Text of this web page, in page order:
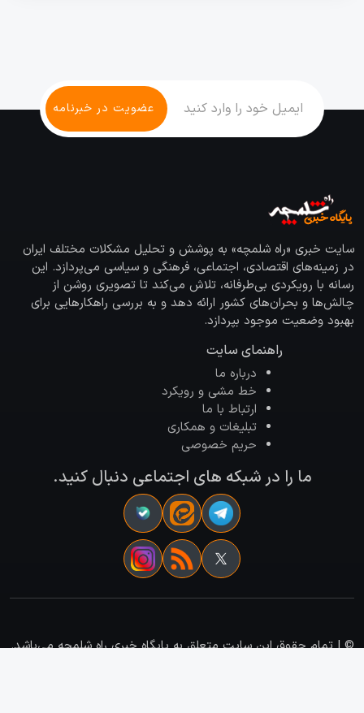
سایت خبری «راه شلمچه» به پوشش و تحلیل مشکلات مختلف ایران
در زمینه‌های اقتصادی، اجتماعی، فرهنگی و سیاسی می‌پردازد. این
رسانه با رویکردی بی‌طرفانه، تلاش می‌کند تا تصویری روشن از
چالش‌ها و بحران‌های کشور ارائه دهد و به بررسی راهکارهایی برای
بهبود وضعیت موجود بپردازد.
راهنمای سایت
درباره ما
خط مشی و رویکرد
ارتباط با ما
تبلیغات و همکاری
حریم خصوصی
ما را در شبکه های اجتماعی دنبال کنید.
©| تمام حقوق این سایت متعلق به پایگاه خبری راه شلمچه می‌باشد.